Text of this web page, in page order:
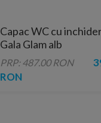
Capac WC cu
Gala Glam alb
PRP: 487.00 RON
RON